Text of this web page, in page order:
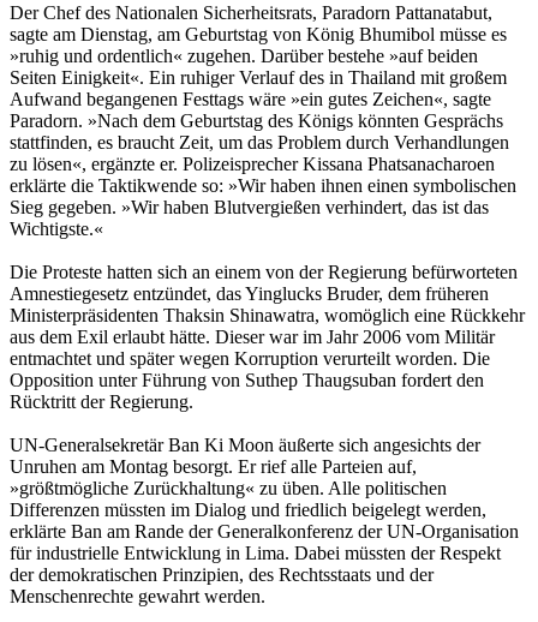
Der Chef des Nationalen Sicherheitsrats, Paradorn Pattanatabut,
sagte am Dienstag, am Geburtstag von König Bhumibol müsse es
»ruhig und ordentlich« zugehen. Darüber bestehe »auf beiden
Seiten Einigkeit«. Ein ruhiger Verlauf des in Thailand mit großem
Aufwand begangenen Festtags wäre »ein gutes Zeichen«, sagte
Paradorn. »Nach dem Geburtstag des Königs könnten Gesprächs
stattfinden, es braucht Zeit, um das Problem durch Verhandlungen
zu lösen«, ergänzte er. Polizeisprecher Kissana Phatsanacharoen
erklärte die Taktikwende so: »Wir haben ihnen einen symbolischen
Sieg gegeben. »Wir haben Blutvergießen verhindert, das ist das
Wichtigste.«
Die Proteste hatten sich an einem von der Regierung befürworteten
Amnestiegesetz entzündet, das Yinglucks Bruder, dem früheren
Ministerpräsidenten Thaksin Shinawatra, womöglich eine Rückkehr
aus dem Exil erlaubt hätte. Dieser war im Jahr 2006 vom Militär
entmachtet und später wegen Korruption verurteilt worden. Die
Opposition unter Führung von Suthep Thaugsuban fordert den
Rücktritt der Regierung.
UN-Generalsekretär Ban Ki Moon äußerte sich angesichts der
Unruhen am Montag besorgt. Er rief alle Parteien auf,
»größtmögliche Zurückhaltung« zu üben. Alle politischen
Differenzen müssten im Dialog und friedlich beigelegt werden,
erklärte Ban am Rande der Generalkonferenz der UN-Organisation
für industrielle Entwicklung in Lima. Dabei müssten der Respekt
der demokratischen Prinzipien, des Rechtsstaats und der
Menschenrechte gewahrt werden.